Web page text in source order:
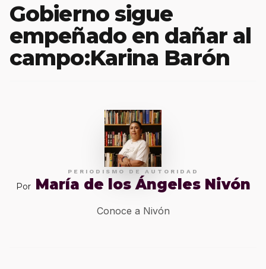
Gobierno sigue
empeñado en dañar al
campo:Karina Barón
PERIODISMO DE AUTORIDAD
Por María de los Ángeles Nivón
Conoce a Nivón